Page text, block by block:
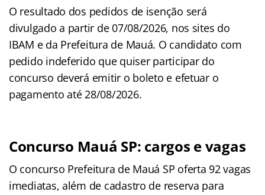
O resultado dos pedidos de isenção será
divulgado a partir de 07/08/2026, nos sites do
IBAM e da Prefeitura de Mauá. O candidato com
pedido indeferido que quiser participar do
concurso deverá emitir o boleto e efetuar o
pagamento até 28/08/2026.
Concurso Mauá SP: cargos e vagas
O concurso Prefeitura de Mauá SP oferta 92 vagas
imediatas, além de cadastro de reserva para